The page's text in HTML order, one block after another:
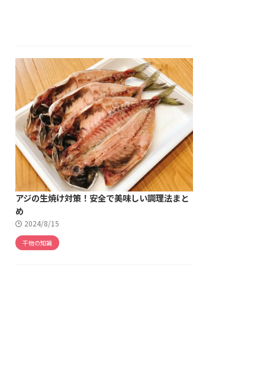
アジの生焼け対策！安全で美味しい調理法まと
め
2024/8/15
干物の知識